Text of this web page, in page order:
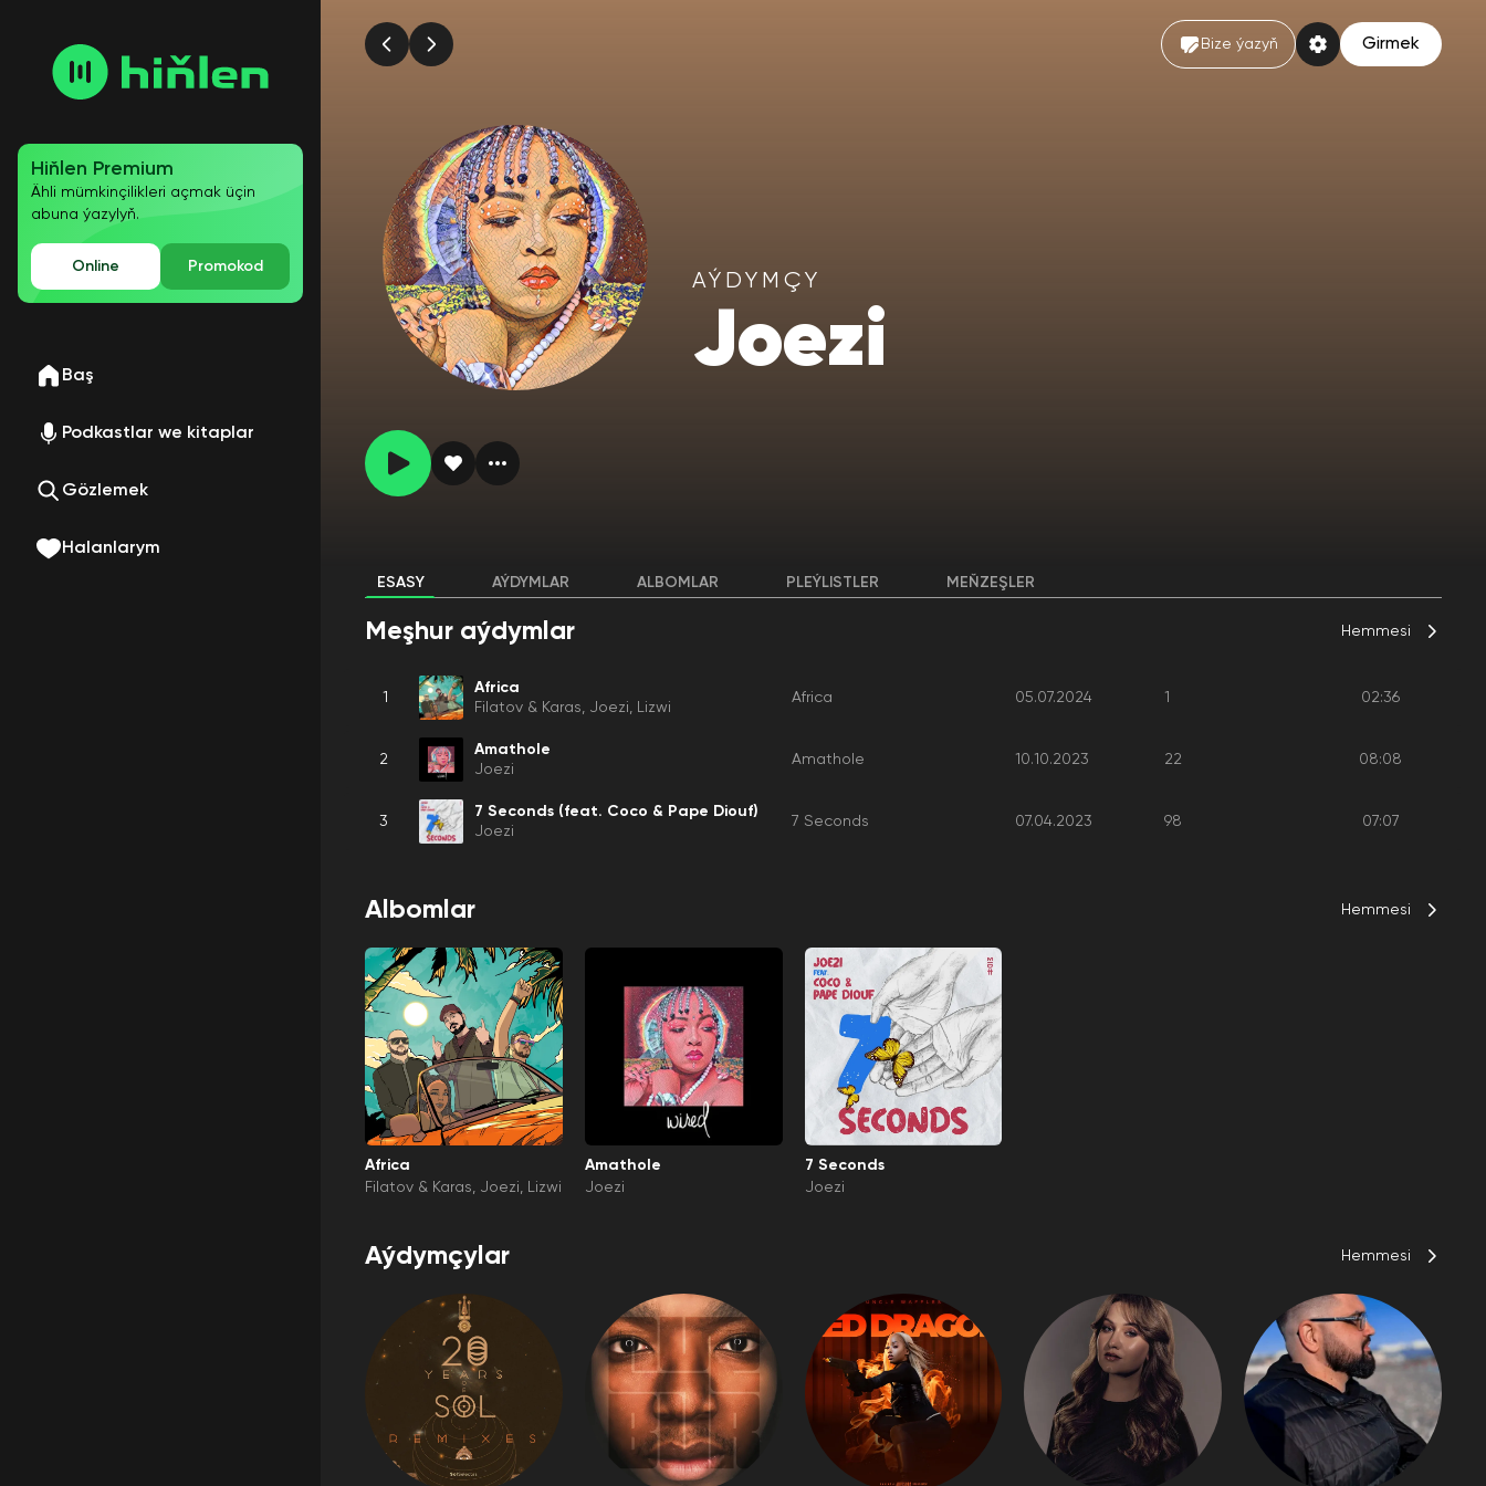
Hiňlen Premium
Ähli mümkinçilikleri açmak üçin
abuna ýazylyň.
Online Promokod
Baş
Podkastlar we kitaplar
Gözlemek
Halanlarym
Bize ýazyň Girmek
AÝDYMÇY
Joezi
ESASY AÝDYMLAR ALBOMLAR PLEÝLISTLER MEŇZEŞLER
Meşhur aýdymlar Hemmesi
1
Africa
Filatov & Karas
Joezi Lizwi
Africa 05.07.2024 1 02:36
2
Amathole
Joezi
Amathole 10.10.2023 22 08:08
3
7 Seconds (feat. Coco & Pape Diouf)
Joezi
7 Seconds 07.04.2023 98 07:07
Albomlar Hemmesi
Africa
Filatov & Karas
Joezi Lizwi
Amathole
Joezi
7 Seconds
Joezi
Aýdymçylar Hemmesi